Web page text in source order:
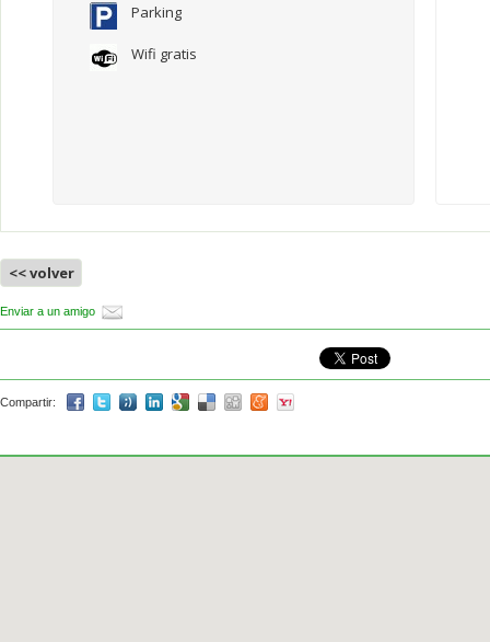
Parking
Wifi gratis
<< volver
Enviar a un amigo
Compartir: